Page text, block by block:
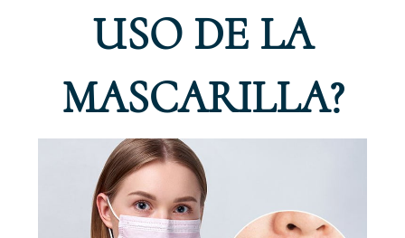
USO DE LA
MASCARILLA?